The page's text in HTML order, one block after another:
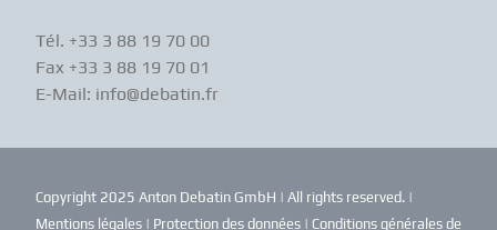
Tél. +33 3 88 19 70 00
Fax +33 3 88 19 70 01
E-Mail: info@debatin.fr
Copyright 2025 Anton Debatin GmbH | All rights reserved. |
Mentions légales| Protection des données| Conditions générales de